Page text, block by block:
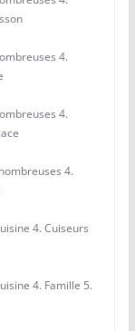
4.
4.
4.
4. Cuiseurs
4. Famille 5.